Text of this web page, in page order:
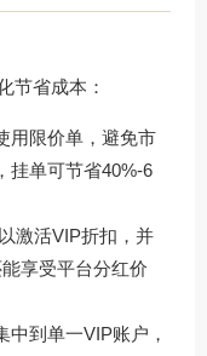
节省成本：
用限价单，避免市
挂单可节省40%-6
激活VIP折扣，并
享受平台分红价
中到单一VIP账户，